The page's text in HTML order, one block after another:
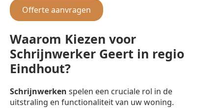
Offerte aanvragen
Waarom Kiezen voor
Schrijnwerker Geert in regio
Eindhout?
Schrijnwerken spelen een cruciale rol in de
uitstraling en functionaliteit van uw woning.